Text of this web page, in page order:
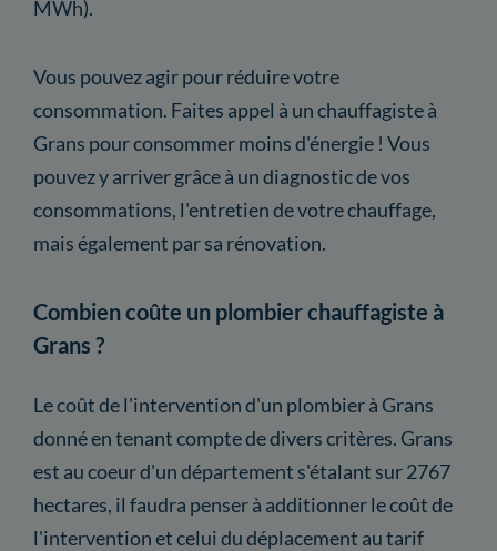
MWh).
Vous pouvez agir pour réduire votre
consommation. Faites appel à un chauffagiste à
Grans pour consommer moins d'énergie ! Vous
pouvez y arriver grâce à un diagnostic de vos
consommations, l'entretien de votre chauffage,
mais également par sa rénovation.
Combien coûte un plombier chauffagiste à
Grans ?
Le coût de l'intervention d'un plombier à Grans
donné en tenant compte de divers critères. Grans
est au coeur d'un département s'étalant sur 2767
hectares, il faudra penser à additionner le coût de
l'intervention et celui du déplacement au tarif